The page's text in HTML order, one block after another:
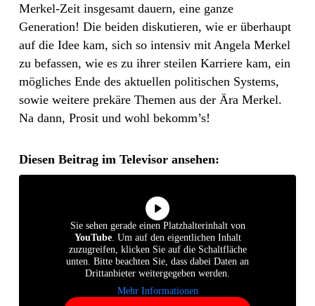
Merkel-Zeit insgesamt dauern, eine ganze
Generation! Die beiden diskutieren, wie er überhaupt
auf die Idee kam, sich so intensiv mit Angela Merkel
zu befassen, wie es zu ihrer steilen Karriere kam, ein
mögliches Ende des aktuellen politischen Systems,
sowie weitere prekäre Themen aus der Ära Merkel.
Na dann, Prosit und wohl bekomm’s!
Diesen Beitrag im Televisor ansehen:
Sie sehen gerade einen Platzhalterinhalt von
YouTube. Um auf den eigentlichen Inhalt
zuzugreifen, klicken Sie auf die Schaltfläche
unten. Bitte beachten Sie, dass dabei Daten an
Drittanbieter weitergegeben werden.
Mehr Informationen